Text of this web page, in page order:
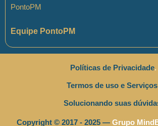
Equipe PontoPM
Políticas de Privacidade.
Termos de uso e Serviços
Solucionando suas
Copyright © 2017 - 2025 — Grupo